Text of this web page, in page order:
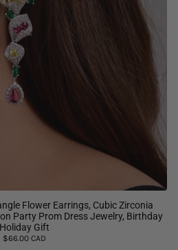
Flower Earrings, Cubic Zirconia
Party Prom Dress Jewelry, Birthday
Holiday Gift
$66.00 CAD